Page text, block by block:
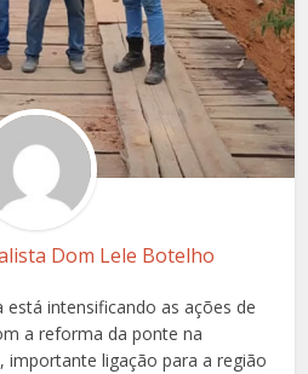
Dom Lele Botelho
está intensificando as ações de
a reforma da ponte na
importante ligação para a região